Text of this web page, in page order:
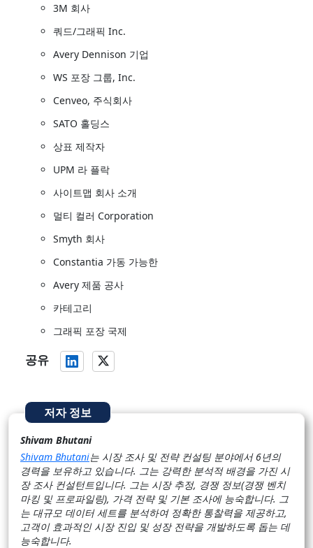
3M 회사
쿼드/그래픽 Inc.
Avery Dennison 기업
WS 포장 그룹, Inc.
Cenveo, 주식회사
SATO 홀딩스
상표 제작자
UPM 라 플락
사이트맵 회사 소개
멀티 컬러 Corporation
Smyth 회사
Constantia 가동 가능한
Avery 제품 공사
카테고리
그래픽 포장 국제
공유
저자 정보
Shivam Bhutani
Shivam Bhutani는 시장 조사 및 전략 컨설팅 분야에서 6년의
경력을 보유하고 있습니다. 그는 강력한 분석적 배경을 가진 시
장 조사 컨설턴트입니다. 그는 시장 추정, 경쟁 정보(경쟁 벤치
마킹 및 프로파일링), 가격 전략 및 기본 조사에 능숙합니다. 그
는 대규모 데이터 세트를 분석하여 정확한 통찰력을 제공하고,
고객이 효과적인 시장 진입 및 성장 전략을 개발하도록 돕는 데
능숙합니다.